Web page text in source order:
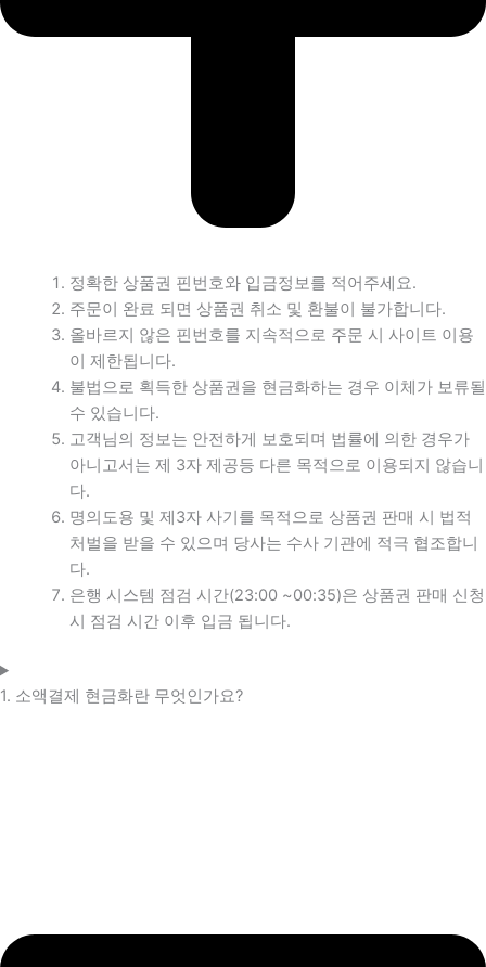
정확한 상품권 핀번호와 입금정보를 적어주세요.
주문이 완료 되면 상품권 취소 및 환불이 불가합니다.
올바르지 않은 핀번호를 지속적으로 주문 시 사이트 이용
이 제한됩니다.
불법으로 획득한 상품권을 현금화하는 경우 이체가 보류될
수 있습니다.
고객님의 정보는 안전하게 보호되며 법률에 의한 경우가
아니고서는 제 3자 제공등 다른 목적으로 이용되지 않습니
다.
명의도용 및 제3자 사기를 목적으로 상품권 판매 시 법적
처벌을 받을 수 있으며 당사는 수사 기관에 적극 협조합니
다.
은행 시스템 점검 시간(23:00 ~00:35)은 상품권 판매 신청
시 점검 시간 이후 입금 됩니다.
1. 소액결제 현금화란 무엇인가요?